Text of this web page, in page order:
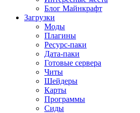
Блог Майнкрафт
Загрузки
Моды
Плагины
Ресурс-паки
Дата-паки
Готовые сервера
Читы
Шейдеры
Карты
Программы
Сиды